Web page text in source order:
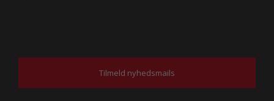
Tilmeld nyhedsmails